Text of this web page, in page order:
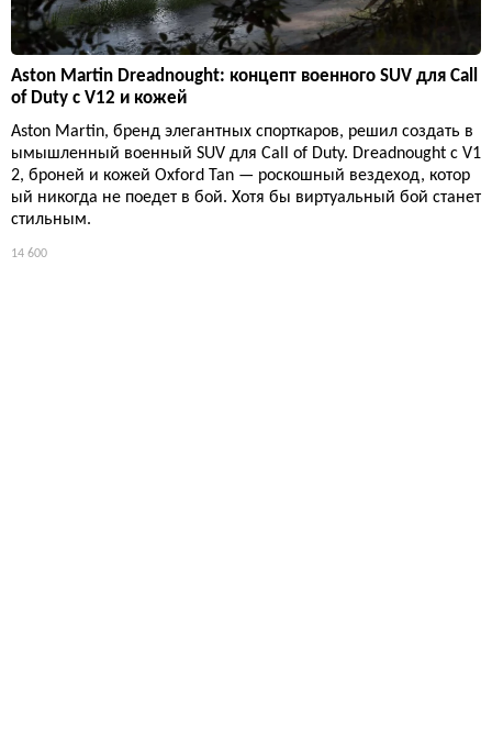
Aston Martin Dreadnought: концепт военного SUV для Call
of Duty с V12 и кожей
Aston Martin, бренд элегантных спорткаров, решил создать в
ымышленный военный SUV для Call of Duty. Dreadnought с V1
2, броней и кожей Oxford Tan — роскошный вездеход, котор
ый никогда не поедет в бой. Хотя бы виртуальный бой станет
стильным.
14 600